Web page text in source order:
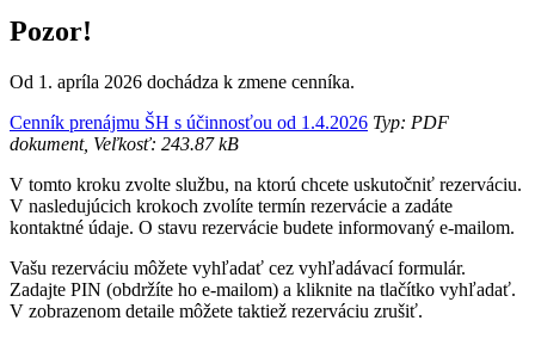
Pozor!
Od 1. apríla 2026 dochádza k zmene cenníka.
Cenník prenájmu ŠH s účinnosťou od 1.4.2026 Typ: PDF
dokument, Veľkosť: 243.87 kB
V tomto kroku zvolte službu, na ktorú chcete uskutočniť rezerváciu.
V nasledujúcich krokoch zvolíte termín rezervácie a zadáte
kontaktné údaje. O stavu rezervácie budete informovaný e-mailom.
Vašu rezerváciu môžete vyhľadať cez vyhľadávací formulár.
Zadajte PIN (obdržíte ho e-mailom) a kliknite na tlačítko vyhľadať.
V zobrazenom detaile môžete taktiež rezerváciu zrušiť.